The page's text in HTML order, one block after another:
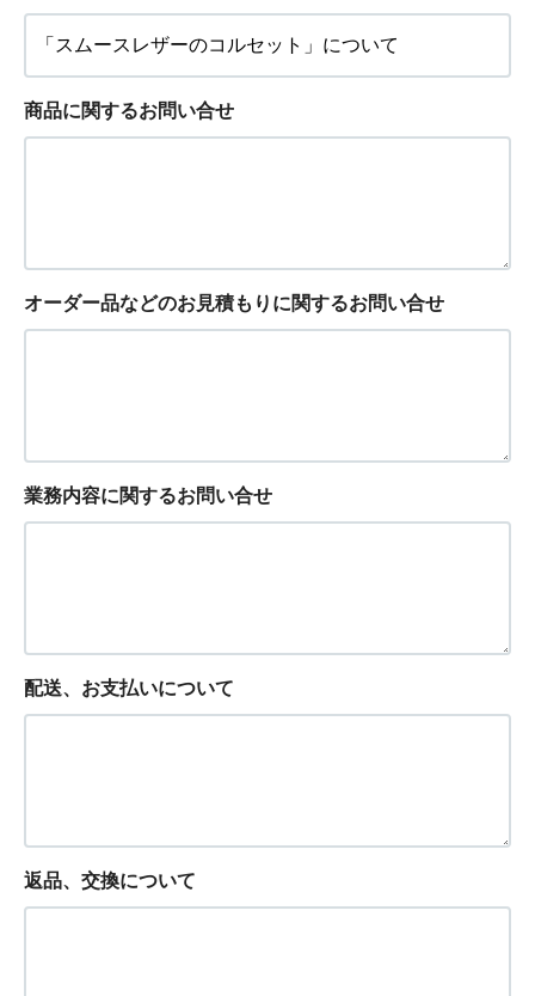
商品に関するお問い合せ
オーダー品などのお見積もりに関するお問い合せ
業務内容に関するお問い合せ
配送、お支払いについて
返品、交換について